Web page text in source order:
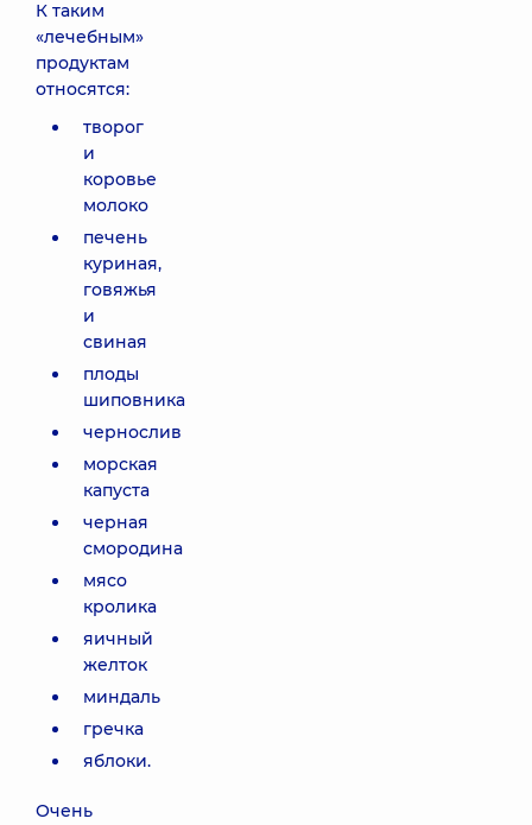
К таким
«лечебным»
продуктам
относятся:
творог
и
коровье
молоко
печень
куриная,
говяжья
и
свиная
плоды
шиповника
чернослив
морская
капуста
черная
смородина
мясо
кролика
яичный
желток
миндаль
гречка
яблоки.
Очень